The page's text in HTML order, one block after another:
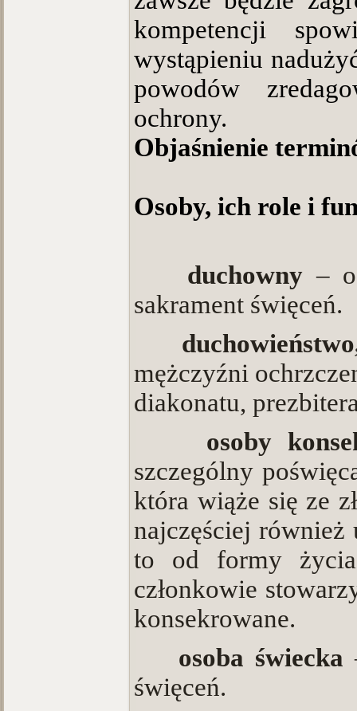
kompetencji
wystąpieniu
powodów
ochrony.
Objaśnienie
Osoby, ich role i
duchowny–
sakrament święceń.
mężczyźni
diakonatu,
osoby
szczególny
która wiąże się ze
najczęściej również
to od formy życia
członkowie
konsekrowane.
osoba świecka
święceń.